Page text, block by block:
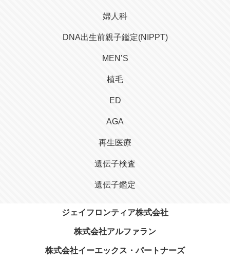
婦人科
DNA出生前親子鑑定(NIPPT)
MEN’S
植毛
ED
AGA
再生医療
遺伝子検査
遺伝子鑑定
ジェイフロンティア株式会社
株式会社アルファラン
株式会社イーエックス・パートナーズ